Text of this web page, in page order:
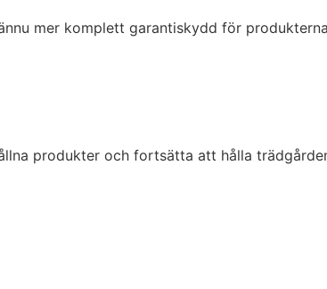
mer komplett garantiskydd för
produkter och fortsätta att hålla